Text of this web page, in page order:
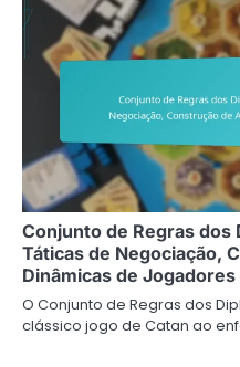
Conjunto de Regras dos
Táticas de Negociação,
Dinâmicas de Jogadores
O Conjunto de Regras dos
clássico jogo de Catan ao